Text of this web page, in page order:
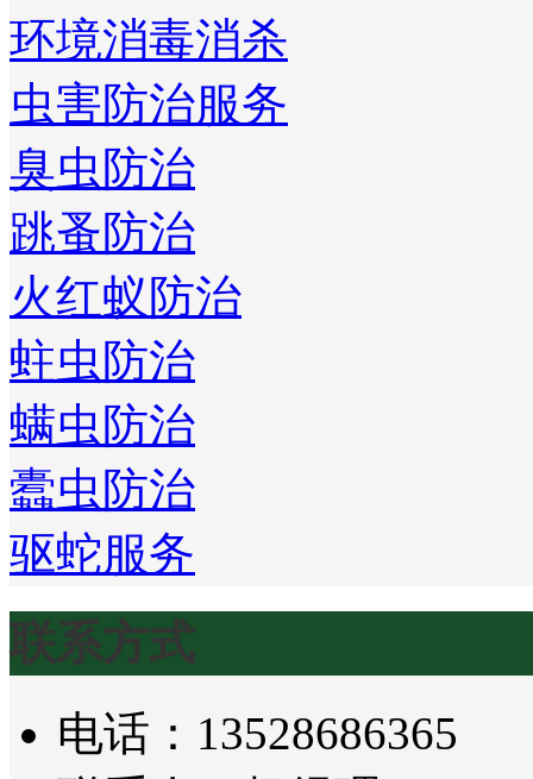
环境消毒消杀
虫害防治服务
臭虫防治
跳蚤防治
火红蚁防治
蛀虫防治
螨虫防治
蠹虫防治
驱蛇服务
联系方式
电话：13528686365